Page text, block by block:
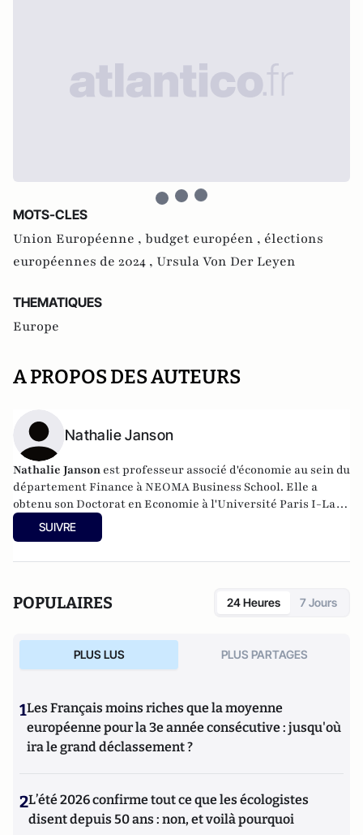
MOTS-CLES
Union Européenne , budget européen , élections
européennes de 2024 , Ursula Von Der Leyen
THEMATIQUES
Europe
A PROPOS DES AUTEURS
Nathalie Janson
Nathalie Janson est professeur associé d'économie au sein du
département Finance à NEOMA Business School. Elle a
obtenu son Doctorat en Economie à l'Université Paris I-La
Sorbonne en collaboration avec le programme ESSEC PhD.
SUIVRE
POPULAIRES 24 Heures 7 Jours
PLUS LUS PLUS PARTAGES
1Les Français moins riches que la moyenne
européenne pour la 3e année consécutive : jusqu'où
ira le grand déclassement ?
2L’été 2026 confirme tout ce que les écologistes
disent depuis 50 ans : non, et voilà pourquoi